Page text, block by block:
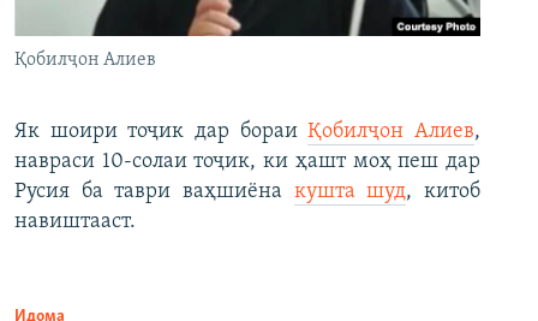
Қобилҷон Алиев
Як шоири тоҷик дар бораиҚобилҷон Алиев,
навраси 10-солаи тоҷик, ки ҳашт моҳ пеш дар
Русия ба таври ваҳшиёна кушта шуд, китоб
навиштааст.
Идома